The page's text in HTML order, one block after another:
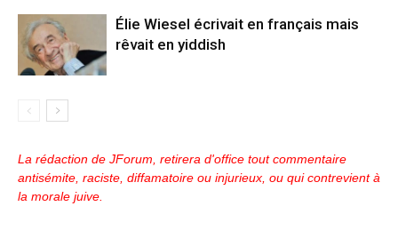
Élie Wiesel écrivait en français mais
rêvait en yiddish
La rédaction de JForum, retirera d'office tout commentaire
antisémite, raciste, diffamatoire ou injurieux, ou qui contrevient à
la morale juive.